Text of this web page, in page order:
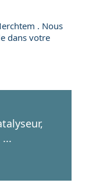
. Nous
dans votre